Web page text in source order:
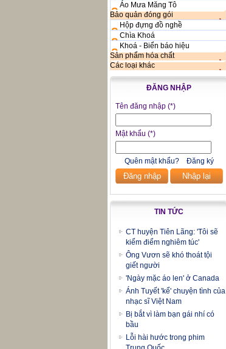
Áo Mưa Măng Tô
Bảo quản đóng gói
Hộp đựng đồ nghề
Chìa Khoá
Khoá - Biển báo hiệu
Sản phẩm hóa chất
Các loại khác
ĐĂNG NHẬP
Tên đăng nhập (*)
Mật khẩu (*)
Quên mật khẩu? Đăng ký
Đăng nhập Nhập lại
TIN TỨC
CT huyện Tiên Lãng: 'Tôi sẽ
kiểm điểm nghiêm túc'
Ông Vươn sẽ khó thoát tội
giết người
'Ngày mặc áo len' ở Canada
Ánh Tuyết 'kể' chuyện tình của
nhạc sĩ Việt Nam
Bị bắt vì làm bạn gái nhí có
bầu
Lỗi hài hước trong phim